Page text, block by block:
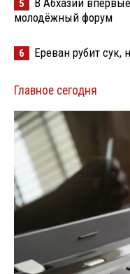
5
В Абхазии
молодёжный форум
6 Ереван рубит сук,
Главное сегодня